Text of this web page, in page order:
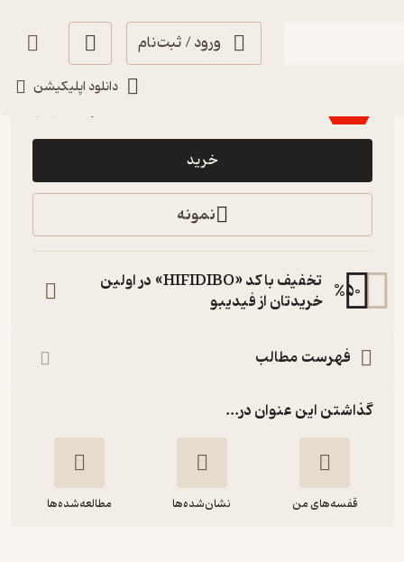
ورود / ثبت‌نام
دانلود اپلیکیشن
٪30
210,000
خرید
نمونه
%50
تخفیف با کد «HIFIDIBO» در اولین
خریدتان از فیدیبو
فهرست مطالب
گذاشتن این عنوان در...
قفسه‌های من نشان‌شده‌ها مطالعه‌شده‌ها